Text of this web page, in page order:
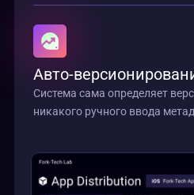
Авто-
Система сама определяет
никакого ручного ввода